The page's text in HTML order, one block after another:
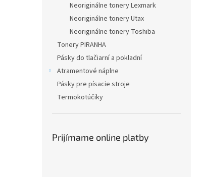
Neoriginálne tonery Lexmark
Neoriginálne tonery Utax
Neoriginálne tonery Toshiba
Tonery PIRANHA
Pásky do tlačiarní a pokladní
Atramentové náplne
Pásky pre písacie stroje
Termokotúčiky
Prijímame online platby